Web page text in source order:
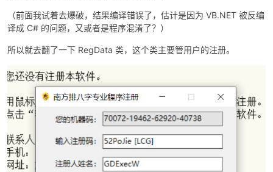
（前面我试着去爆破，结果编译错误了，估计是因为 VB.NET 被反编
译成 C# 的问题，又或者是程序混淆了？）
所以就去翻了一下 RegData 类，这个类主要管用户的注册。